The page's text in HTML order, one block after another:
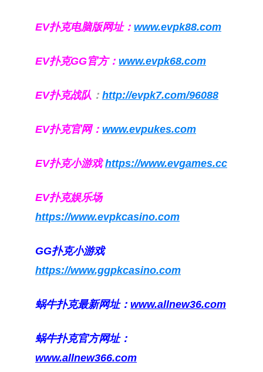
EV扑克电脑版网址： www.evpk88.com
EV扑克GG官方： www.evpk68.com
EV扑克战队 ： http://evpk7.com/96088
EV扑克官网： www.evpukes.com
EV扑克小游戏https://www.evgames.cc
EV扑克娱乐场
https://www.evpkcasino.com
GG扑克小游戏
https://www.ggpkcasino.com
蜗牛扑克最新网址： www.allnew36.com
蜗牛扑克官方网址：
www.allnew366.com